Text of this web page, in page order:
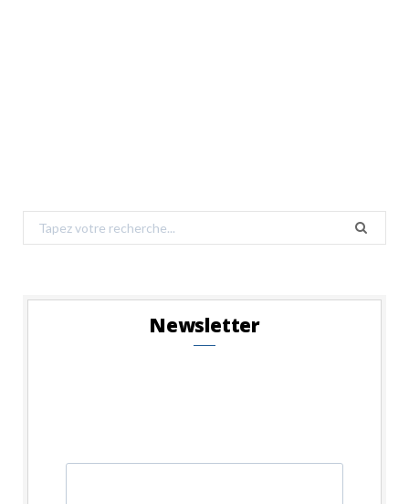
Search
for:
Newsletter